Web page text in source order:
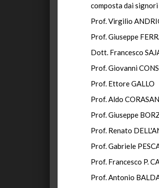
composta dai
Prof. Virgilio
Prof. Giuseppe
Dott. Francesco
Prof. Giovanni
Prof. Ettore GALLO
Prof. Aldo
Prof. Giuseppe
Prof. Renato
Prof. Gabriele
Prof. Francesco P.
Prof. Antonio